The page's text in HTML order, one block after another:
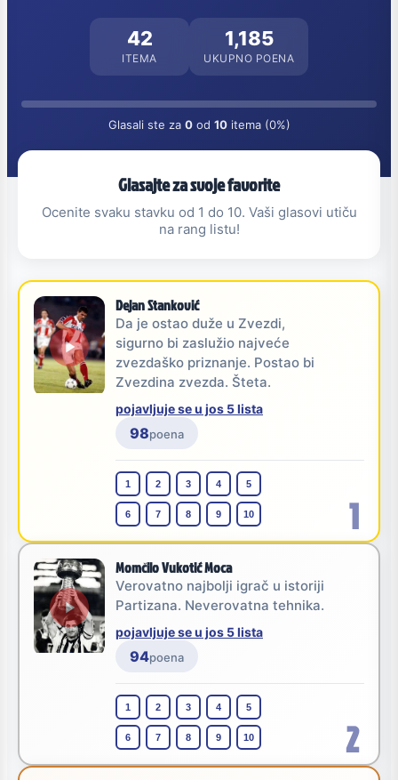
42
ITEMA
1,185
UKUPNO POENA
Glasali ste za 0od 10itema (0%)
Glasajte za svoje favorite
Ocenite svaku stavku od 1 do 10. Vaši glasovi utiču
na rang listu!
1
Dejan Stanković
Da je ostao duže u Zvezdi,
sigurno bi zaslužio najveće
zvezdaško priznanje. Postao bi
Zvezdina zvezda. Šteta.
pojavljuje se u jos 5 lista
98poena
1 2 3 4 5
6 7 8 9 10
2
Momčilo Vukotić Moca
Verovatno najbolji igrač u istoriji
Partizana. Neverovatna tehnika.
pojavljuje se u jos 5 lista
94poena
1 2 3 4 5
6 7 8 9 10